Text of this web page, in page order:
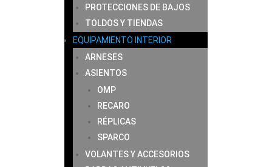
PROTECCIONES DE BAJOS
TOLDOS Y TIENDAS
EQUIPAMIENTO INTERIOR
ARNESES
ASIENTOS
OMP
RECARO
RÉPLICAS
SPARCO
VOLANTES Y ACCESORIOS